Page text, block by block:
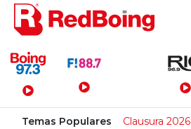
Menú Principal
Temas Populares Clausura 2026